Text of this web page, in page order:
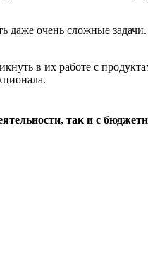
даже очень сложные
в их работе с
так и с